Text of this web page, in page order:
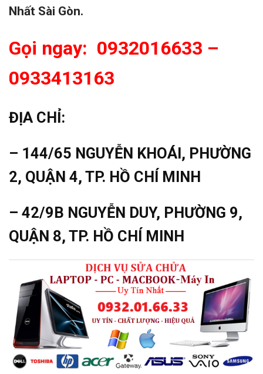
Nhất Sài Gòn.
Gọi ngay: 0932016633 –
0933413163
ĐỊA CHỈ:
– 144/65 NGUYỄN KHOÁI, PHƯỜNG
2, QUẬN 4, TP. HỒ CHÍ MINH
– 42/9B NGUYỄN DUY, PHƯỜNG 9,
QUẬN 8, TP. HỒ CHÍ MINH